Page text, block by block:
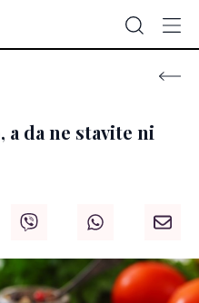
a da ne stavite ni